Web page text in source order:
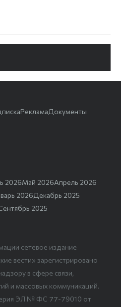
РекламаДокументы
2026Май 2026Апрель 2026
2026Декабрь 2025
2025
сетевое издание
вести» зарегистрировано
в сфере связи,
и массовых коммуникаций.
ЭЛ № ФС 77-79010 от